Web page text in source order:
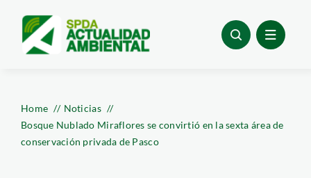
content
Home
Noticias
Bosque Nublado Miraflores se convirtió en la sexta área de
conservación privada de Pasco